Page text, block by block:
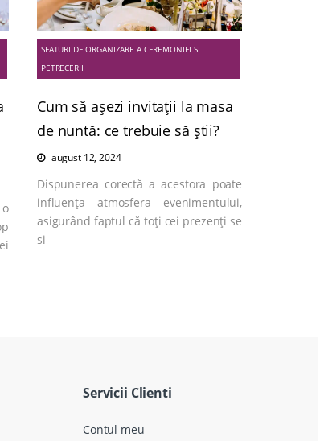
SFATURI DE ORGANIZARE A CEREMONIEI SI
PETRECERII
Cum să așezi invitații la masa
de nuntă: ce trebuie să știi?
august 12, 2024
Dispunerea corectă a acestora poate
influența atmosfera evenimentului,
asigurând faptul că toți cei prezenți se
si
Servicii Clienti
Contul meu